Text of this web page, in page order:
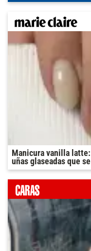
Manicura vanilla
uñas glaseadas que